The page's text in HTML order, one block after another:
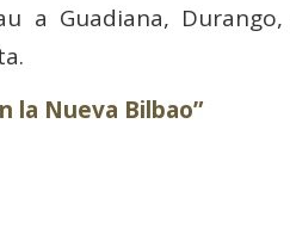
a Guadiana,
la Nueva Bilbao”